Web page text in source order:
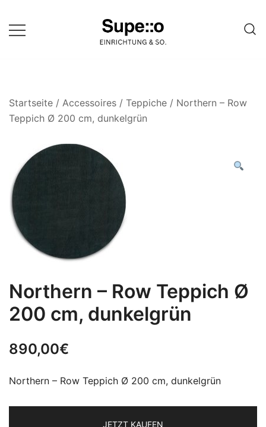
zum
Inhalt
einer Website
Startseite / Accessoires / Teppiche / Northern – Row
Teppich Ø 200 cm, dunkelgrün
Northern – Row Teppich Ø
200 cm, dunkelgrün
890,00€
Northern – Row Teppich Ø 200 cm, dunkelgrün
JETZT KAUFEN